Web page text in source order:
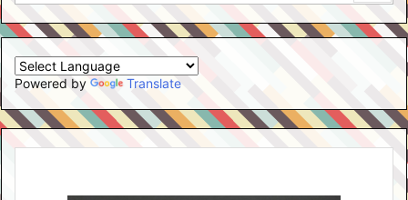
Powered by Translate